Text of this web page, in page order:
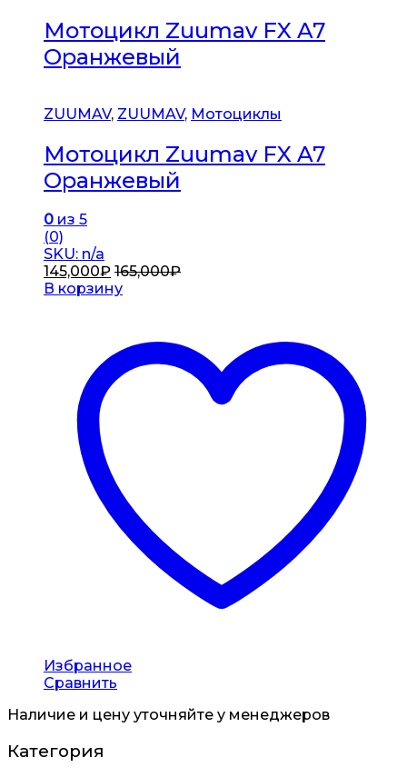
Мотоцикл Zuumav FX A7
Оранжевый
ZUUMAV, ZUUMAV, Мотоциклы
Мотоцикл Zuumav FX A7
Оранжевый
0 из 5
(0)
SKU: n/a
145,000₽ 165,000₽
В корзину
Избранное
Сравнить
Наличие и цену уточняйте у менеджеров
Категория